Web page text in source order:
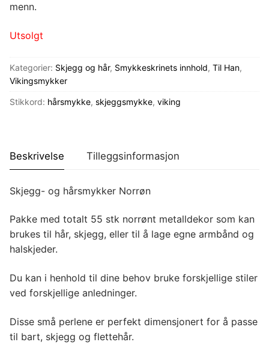
menn.
Utsolgt
Kategorier: Skjegg og hår, Smykkeskrinets innhold, Til Han,
Vikingsmykker
Stikkord: hårsmykke, skjeggsmykke, viking
Beskrivelse Tilleggsinformasjon
Skjegg- og hårsmykker Norrøn
Pakke med totalt 55 stk norrønt metalldekor som kan
brukes til hår, skjegg, eller til å lage egne armbånd og
halskjeder.
Du kan i henhold til dine behov bruke forskjellige stiler
ved forskjellige anledninger.
Disse små perlene er perfekt dimensjonert for å passe
til bart, skjegg og flettehår.